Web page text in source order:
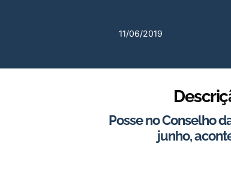
11/06/2019
Posse no Conselho
junho,